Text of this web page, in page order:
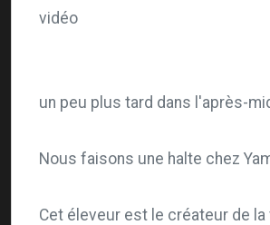
vidéo
un peu plus tard dans l'après-
Nous faisons une halte chez
Cet éleveur est le créateur de la